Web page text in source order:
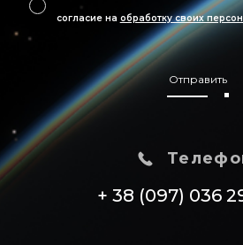
согласие на обработку своих
Отправить
+ 38 (097) 036